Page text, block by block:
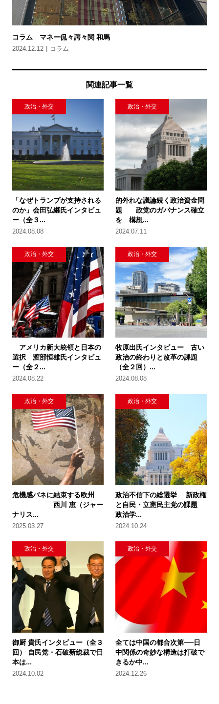
コラム マネー侃々諤々関 和馬
2024.12.12 コラム
関連記事一覧
政治・外交
「なぜトランプが支持される
のか」会田弘継氏インタビュ
ー（全３...
2024.08.08
政治・外交
的外れな議論続く政治資金問
題 政党のガバナンス確立
を 構想...
2024.07.11
政治・外交
アメリカ新大統領と日本の
選択 渡部恒雄氏インタビュ
ー（全２...
2024.08.22
政治・外交
牧原出氏インタビュー 古い
政治の終わりと改革の課題
（全２回）...
2024.08.08
政治・外交
危機感バネに結束する欧州
西川 恵（ジャー
ナリス...
2025.03.27
政治・外交
政治不信下の総選挙 新政権
と自民・立憲民主党の課題
政治学...
2024.10.24
政治・外交
御厨 貴氏インタビュー（全３
回） 自民党・石破新総裁で日
本は...
2024.10.02
政治・外交
全ては中国の都合次第──日
中関係の奇妙な構造は打破で
きるか中...
2024.12.26